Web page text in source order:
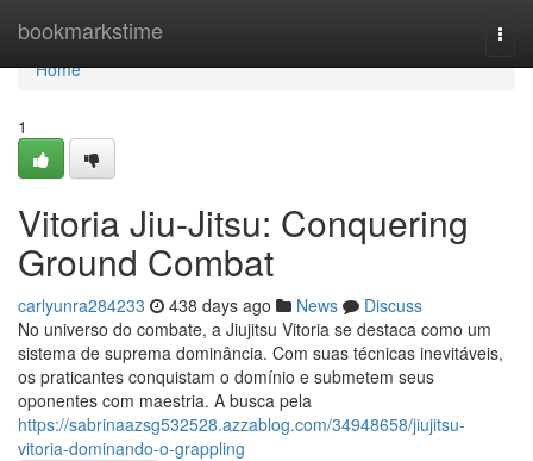
bookmarkstime
Home
Home
1
Vitoria Jiu-Jitsu: Conquering
Ground Combat
carlyunra284233 438 days ago News
Discuss
No universo do combate, a Jiujitsu Vitoria se destaca como um
sistema de suprema dominância. Com suas técnicas inevitáveis,
os praticantes conquistam o domínio e submetem seus
oponentes com maestria. A busca pela
https://sabrinaazsg532528.azzablog.com/34948658/jiujitsu-
vitoria-dominando-o-grappling